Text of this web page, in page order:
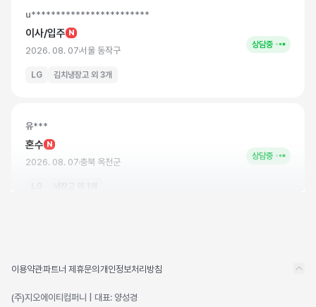
u************************
이사/입주 N
2026. 08. 07서울 동작구
LG 김치냉장고 외 3개
상담중
유***
혼수 N
2026. 08. 07 충북 옥천군
상담중
2026. 08. 07충남 서산시
삼성 TV 외 5개
이용약관파트너 제휴문의 개인정보처리방침
(주)지오에이티컴퍼니 | 대표: 양성경